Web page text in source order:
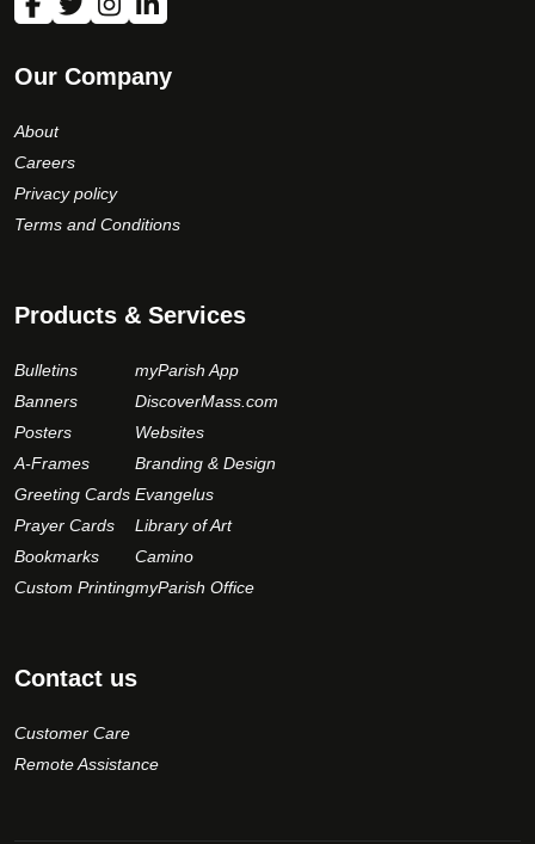
Our Company
About
Careers
Privacy policy
Terms and Conditions
Products & Services
Bulletins
Banners
Posters
A-Frames
Greeting Cards
Prayer Cards
Bookmarks
Custom Printing
myParish App
DiscoverMass.com
Websites
Branding & Design
Evangelus
Library of Art
Camino
myParish Office
Contact us
Customer Care
Remote Assistance